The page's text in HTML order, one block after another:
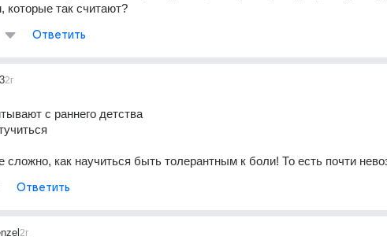
которые так считают?
Ответить
2г
с раннего детства
сложно, как научиться быть толерантным к боли! То есть почти
Ответить
2г